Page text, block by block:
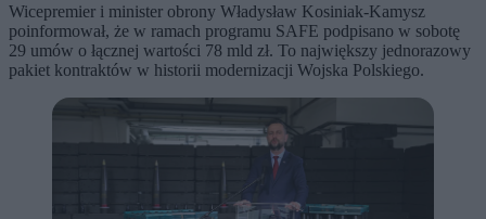
Wicepremier i minister obrony Władysław Kosiniak-Kamysz
poinformował, że w ramach programu SAFE podpisano w sobotę
29 umów o łącznej wartości 78 mld zł. To największy jednorazowy
pakiet kontraktów w historii modernizacji Wojska Polskiego.